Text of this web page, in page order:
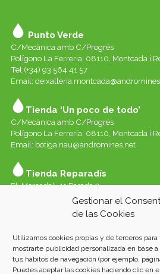
Gestionar el
de las Cookies
Utilizamos cookies propias y de terceros para
mostrarte publicidad personalizada en base
tus hábitos de navegación (por ejemplo,
Puedes aceptar las cookies haciendo clic en
Punto Verde
C/Mecànica amb C/Progrés
Polígono La Ferreria. 08110, Montcada i
Tel:(+34) 93 564 41 57
Email:
Tienda ‘Un poco de todo’
C/Mecànica amb C/Progrés
Polígono La Ferreria. 08110, Montcada i
Email: botiga.nau@andromines.net
Tienda Reparadís
Pl. Mercadal, 41 Parada 9
Galerías del Mercado de Sant Andreu.
Whatssap 639-520-060
reparadis@andromines.net
Tienda Un Poco de todo
Pl. Mercadal, 41 Parada 8
Galeries del Mercat de Sant Andreu.